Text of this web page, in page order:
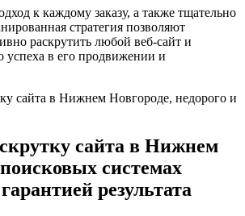
к каждому заказу, а также тщательно
стратегия позволяют
раскрутить любой веб-сайт и
успеха в его продвижении и
сайта в Нижнем
системах
результата